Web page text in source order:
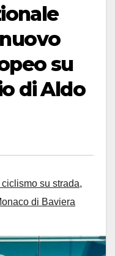
su
di Aldo
su strada,
di Baviera